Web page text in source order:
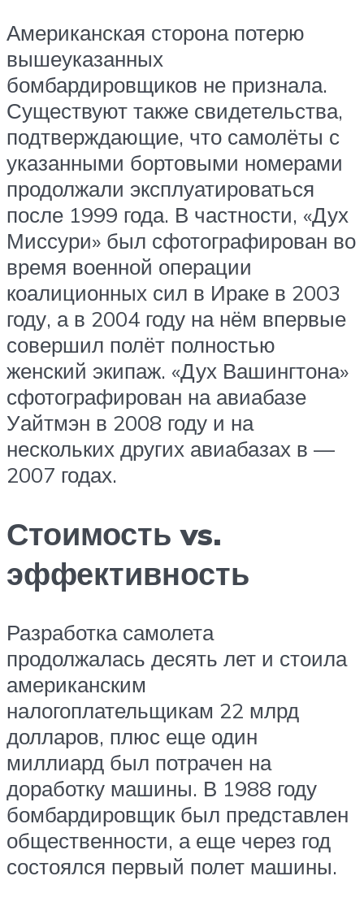
Американская сторона потерю
вышеуказанных
бомбардировщиков не признала.
Существуют также свидетельства,
подтверждающие, что самолёты с
указанными бортовыми номерами
продолжали эксплуатироваться
после 1999 года. В частности, «Дух
Миссури» был сфотографирован во
время военной операции
коалиционных сил в Ираке в 2003
году, а в 2004 году на нём впервые
совершил полёт полностью
женский экипаж. «Дух Вашингтона»
сфотографирован на авиабазе
Уайтмэн в 2008 году и на
нескольких других авиабазах в —
2007 годах.
Стоимость vs.
эффективность
Разработка самолета
продолжалась десять лет и стоила
американским
налогоплательщикам 22 млрд
долларов, плюс еще один
миллиард был потрачен на
доработку машины. В 1988 году
бомбардировщик был представлен
общественности, а еще через год
состоялся первый полет машины.